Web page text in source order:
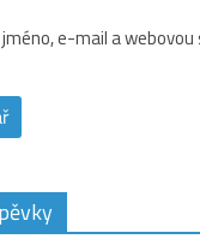
e-mail a